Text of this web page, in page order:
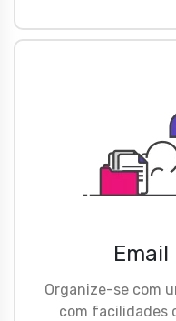
Organize-se com
com facilidades